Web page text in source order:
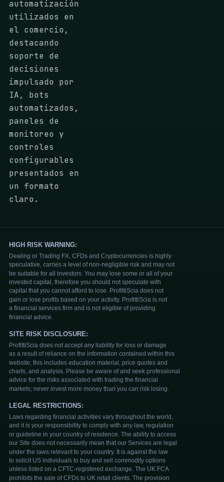
automatización
utilizados en
el comercio,
destacando
soporte de
decisiones
impulsado por
IA, bots
automatizados,
paneles de
monitoreo y
controles
configurables
presentados en
un formato
claro.